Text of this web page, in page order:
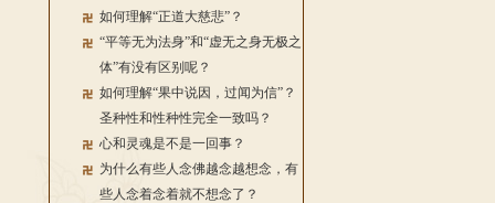
如何理解“正道大慈悲”？
“平等无为法身”和“虚无之身无极之
体”有没有区别呢？
如何理解“果中说因，过闻为信”？
圣种性和性种性完全一致吗？
心和灵魂是不是一回事？
为什么有些人念佛越念越想念，有
些人念着念着就不想念了？